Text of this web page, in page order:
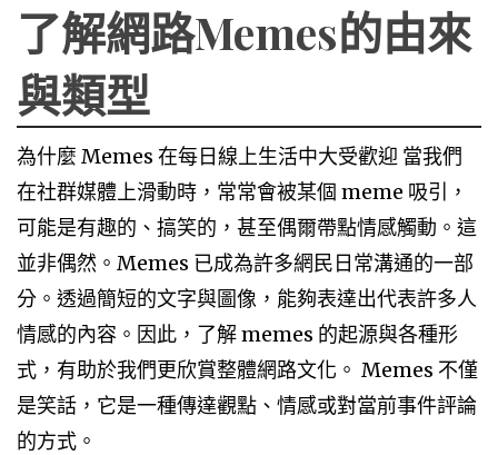
了解網路Memes的由來
與類型
為什麼 Memes 在每日線上生活中大受歡迎 當我們
在社群媒體上滑動時，常常會被某個 meme 吸引，
可能是有趣的、搞笑的，甚至偶爾帶點情感觸動。這
並非偶然。Memes 已成為許多網民日常溝通的一部
分。透過簡短的文字與圖像，能夠表達出代表許多人
情感的內容。因此，了解 memes 的起源與各種形
式，有助於我們更欣賞整體網路文化。 Memes 不僅
是笑話，它是一種傳達觀點、情感或對當前事件評論
的方式。